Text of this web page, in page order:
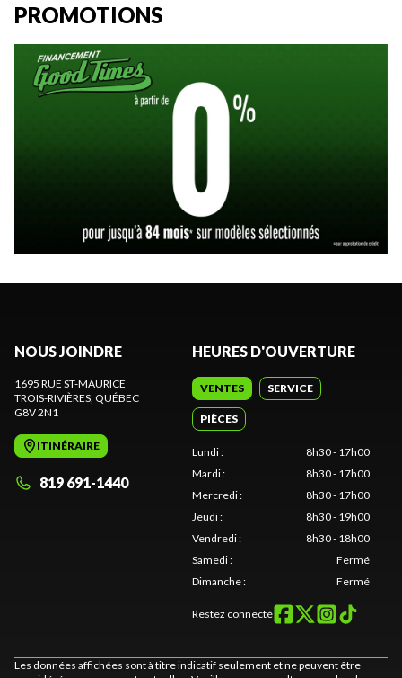
PROMOTIONS
NOUS JOINDRE
1695 RUE ST-MAURICE
TROIS-RIVIÈRES , QUÉBEC
G8V 2N1
ITINÉRAIRE
819 691-1440
HEURES D'OUVERTURE
VENTES SERVICE
PIÈCES
Lundi:
8h30 - 17h00
Mardi:
8h30 - 17h00
Mercredi:
8h30 - 17h00
Jeudi:
8h30 - 19h00
Vendredi:
8h30 - 18h00
Samedi:
Fermé
Dimanche: Fermé
Restez connecté
Les données affichées sont à titre indicatif seulement et ne peuvent être